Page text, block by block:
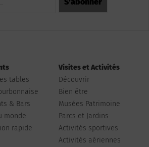
tables
& Bars
monde
rapide
Visites et Activités
Découvrir
Bien être
Musées Patrimoine
Parcs et Jardins
Activités sportives
Activités aériennes